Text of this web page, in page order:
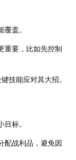
盖。
重要，比如先控制
技能应对其大招。
标。
配战利品，避免因